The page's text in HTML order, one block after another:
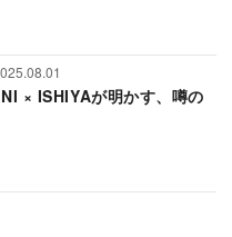
× ISHIYAが明かす、噂の